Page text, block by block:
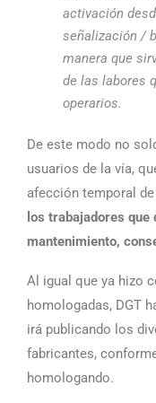
activación
señalización /
manera que
de las labores
operarios.
De este modo no
usuarios de la vía,
afección temporal
los trabajadores que
mantenimiento,
Al igual que ya hizo
homologadas, DGT
irá publicando los
fabricantes,
homologando.